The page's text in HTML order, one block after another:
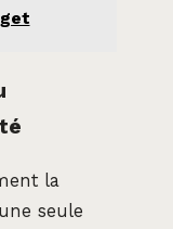
la
seule